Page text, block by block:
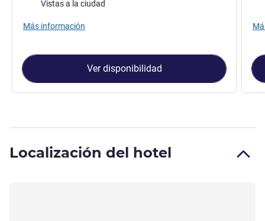
Vistas a la ciudad
Más información
Ver disponibilidad
Localización del hotel